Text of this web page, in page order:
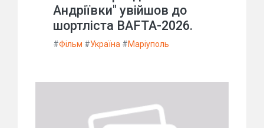
Андріївки" увійшов до
шортліста BAFTA-2026.
#Фільм #Україна #Маріуполь